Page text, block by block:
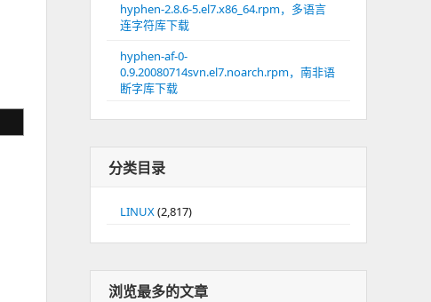
hyphen-2.8.6-5.el7.x86_64.rpm，多语言
连字符库下载
hyphen-af-0-
0.9.20080714svn.el7.noarch.rpm，南非语
断字库下载
分类目录
LINUX(2,817)
浏览最多的文章